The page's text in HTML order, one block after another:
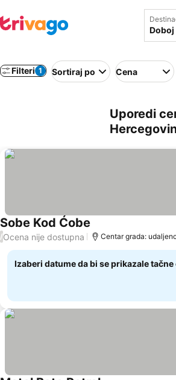
Filteri 1 Sortiraj po Cena
Uporedi
Sobe Kod Ćobe
/Ocena nije dostupna Centar grada:
Izaberi datume da bi se prikazale tačne